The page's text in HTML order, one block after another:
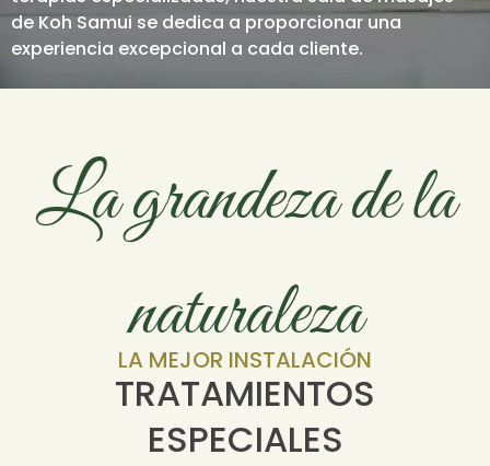
de Koh Samui se dedica a proporcionar una
experiencia excepcional a cada cliente.
La grandeza de la
naturaleza
LA MEJOR INSTALACIÓN
TRATAMIENTOS
ESPECIALES